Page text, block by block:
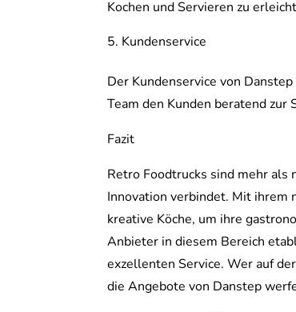
Kochen und Servieren zu
Kundenservice
Der Kundenservice von
Team den Kunden beratend
Fazit
Retro Foodtrucks sind mehr als
Innovation verbindet. Mit ihrem
kreative Köche, um ihre
Anbieter in diesem Bereich
exzellenten Service. Wer auf
die Angebote von Danstep